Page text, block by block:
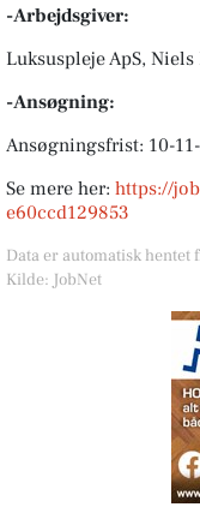
-Arbejdsgiver:
Luksuspleje ApS,
-Ansøgning:
Ansøgningsfrist: 10-
Se mere her: https://
e60ccd129853
Data er automatisk
Kilde: JobNet